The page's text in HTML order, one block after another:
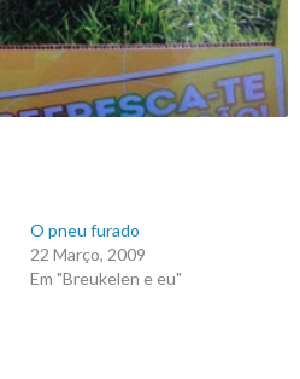
O pneu furado
22 Março, 2009
Em "Breukelen e eu"